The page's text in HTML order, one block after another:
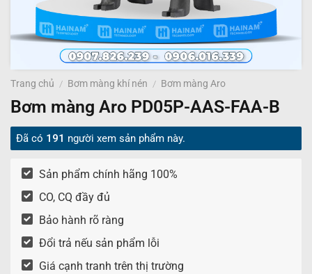
Trang chủ / Bơm màng khí nén / Bơm màng Aro
Bơm màng Aro PD05P-AAS-FAA-B
Đã có 191 người xem sản phẩm này.
Sản phẩm chính hãng 100%
CO, CQ đầy đủ
Bảo hành rõ ràng
Đổi trả nếu sản phẩm lỗi
Giá cạnh tranh trên thị trường